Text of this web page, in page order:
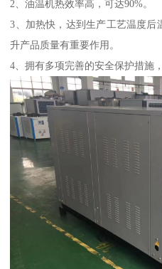
2、油温机热效率高，可达90%。
3、加热快，达到生产工艺温度后
升产品质量有重要作用。
4、拥有多项完善的安全保护措施